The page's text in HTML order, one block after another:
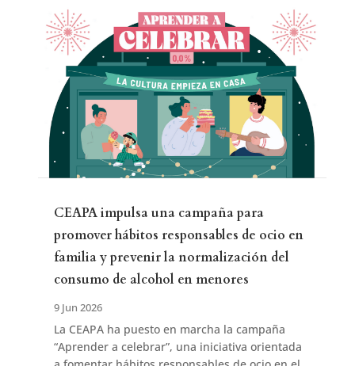
CEAPA impulsa una campaña para
promover hábitos responsables de ocio en
familia y prevenir la normalización del
consumo de alcohol en menores
9 Jun 2026
La CEAPA ha puesto en marcha la campaña
“Aprender a celebrar”, una iniciativa orientada